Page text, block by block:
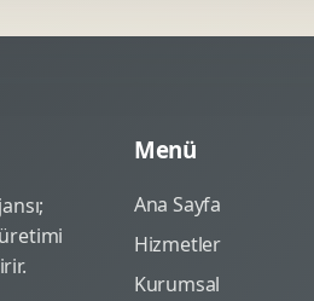
Menü
Ana Sayfa
Hizmetler
Kurumsal